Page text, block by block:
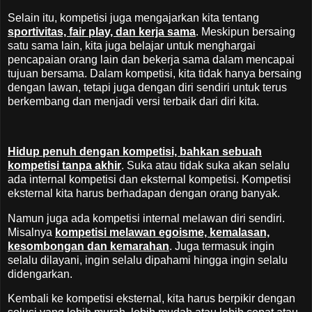
Selain itu, kompetisi juga mengajarkan kita tentang
sportivitas, fair play, dan kerja sama. Meskipun bersaing
satu sama lain, kita juga belajar untuk menghargai
pencapaian orang lain dan bekerja sama dalam mencapai
tujuan bersama. Dalam kompetisi, kita tidak hanya bersaing
dengan lawan, tetapi juga dengan diri sendiri untuk terus
berkembang dan menjadi versi terbaik dari diri kita.
Hidup penuh dengan kompetisi, bahkan sebuah
kompetisi tanpa akhir. Suka atau tidak suka akan selalu
ada internal kompetisi dan eksternal kompetisi. Kompetisi
eksternal kita harus berhadapan dengan orang banyak.
Namun juga ada kompetisi internal melawan diri sendiri.
Misalnya kompetisi melawan egoisme, kemalasan,
kesombongan dan kemarahan. Juga termasuk ingin
selalu dilayani, ingin selalu dipahami hingga ingin selalu
didengarkan.
Kembali ke kompetisi eksternal, kita harus berpikir dengan